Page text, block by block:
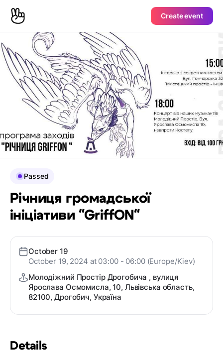
Create event
Details
Passed
Річниця громадської
ініціативи "GriffON"
October 19
October 19, 2024 at 03:00 - 06:00 (Europe/Kiev)
Молодіжний Простір Дрогобича , вулиця
Ярослава Осмомисла, 10, Львівська область,
82100, Дрогобич, Україна